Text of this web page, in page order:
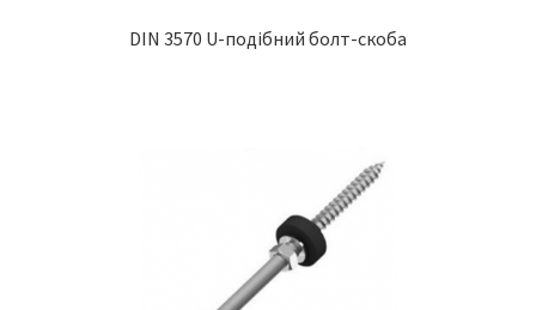
DIN 3570 U-подібний болт-скоба